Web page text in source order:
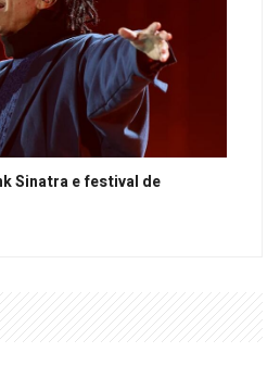
Sinatra e festival de